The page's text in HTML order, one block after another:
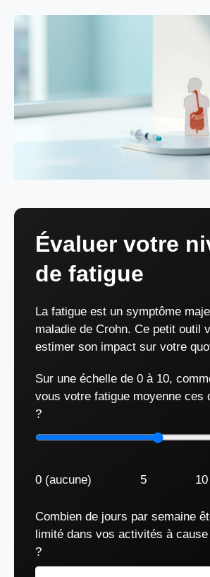
Évaluer votre
de fatigue
La fatigue est un symptôme
maladie de Crohn. Ce petit outil
estimer son impact sur votre
Sur une échelle de 0 à 10,
vous votre fatigue moyenne ces
?
0 (aucune) 5
Combien de jours par semaine
limité dans vos activités à
?